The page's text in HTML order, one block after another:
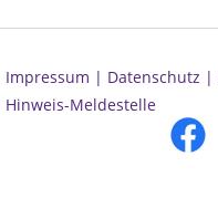
Impressum | Datenschutz |
Hinweis-Meldestelle